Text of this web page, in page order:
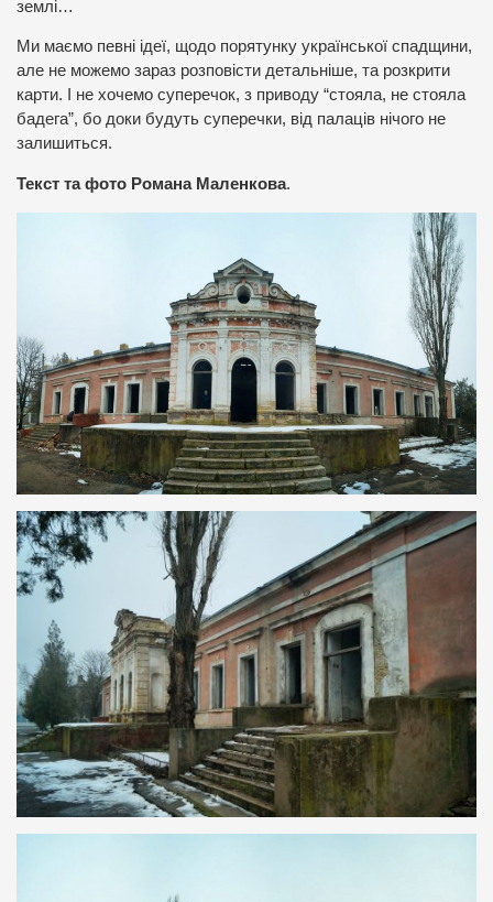
землі…
Ми маємо певні ідеї, щодо порятунку української спадщини,
але не можемо зараз розповісти детальніше, та розкрити
карти. І не хочемо суперечок, з приводу “стояла, не стояла
бадега”, бо доки будуть суперечки, від палаців нічого не
залишиться.
Текст та фото Романа Маленкова.